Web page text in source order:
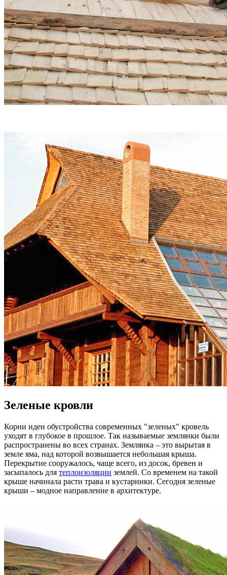
Зеленые кровли
Корни идеи обустройства современных "зеленых" кровель
уходят в глубокое в прошлое. Так называемые землянки были
распространены во всех странах. Землянка – это вырытая в
земле яма, над которой возвышается небольшая крыша.
Перекрытие сооружалось, чаще всего, из досок, бревен и
засыпалось для теплоизоляции землей. Со временем на такой
крыше начинала расти трава и кустарники. Сегодня зеленые
крыши – модное направление в архитектуре.